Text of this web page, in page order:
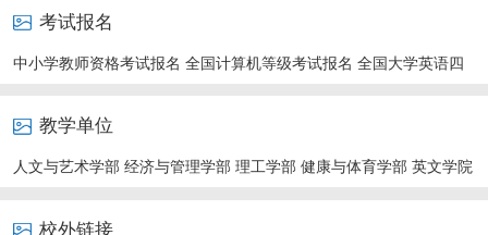
考试报名
中小学教师资格考试报名 全国计算机等级考试报名 全国大学英语四
教学单位
人文与艺术学部 经济与管理学部 理工学部 健康与体育学部 英文学院
校外链接